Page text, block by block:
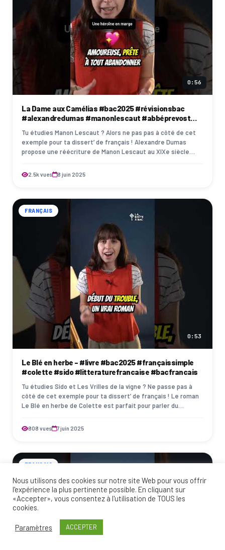
0:56
La Dame aux Camélias #bac2025 #révisionsbac
#alexandredumas #manonlescaut #abbéprevost
Tu étudies Manon Lescaut ? Alors ne pas pas à côté de cet
exemple pour ta dissert’ de français ! Alexandre Dumas
propose une réécriture de Manon Lescaut au XIXe siècle
2.5k vues 8 juin 2025
FRANÇAIS
0:53
Le Blé en herbe - #livre #bac2025 #françaissimple
#colette #sido #litteraturefrancaise #bacfrancais
Tu étudies Sido et Les Vrilles de la vigne ? Ne passe pas à
côté de cet exemple pour ta dissert’ de français ! Le roman
Le Blé en herbe de Colette est parfait pour parler du
808 vues 7 juin 2025
FRANÇAIS
Nous utilisons des cookies sur notre site Web pour vous offrir
l'expérience la plus pertinente possible. En cliquant sur
«Accepter», vous consentez à l'utilisation de TOUS les
cookies.
Paramètres ACCEPTER